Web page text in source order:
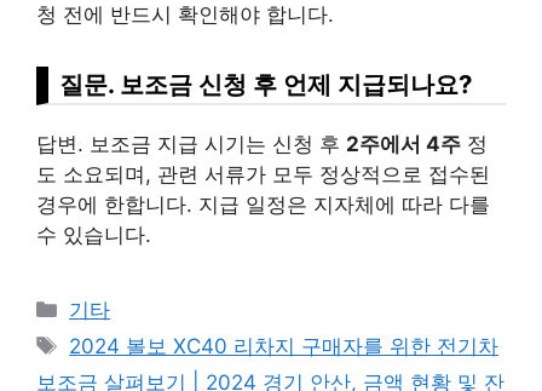
청 전에 반드시 확인해야 합니다.
질문. 보조금 신청 후 언제 지급되나요?
답변. 보조금 지급 시기는 신청 후 2주에서 4주 정
도 소요되며, 관련 서류가 모두 정상적으로 접수된
경우에 한합니다. 지급 일정은 지자체에 따라 다를
수 있습니다.
Categories
기타
Tags
2024 볼보 XC40 리차지 구매자를 위한 전기차
보조금 살펴보기 | 2024 경기 안산, 금액 현황 및 잔